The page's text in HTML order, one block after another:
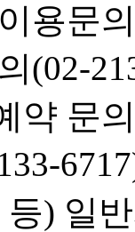
용문
(02-
약 문
) 일